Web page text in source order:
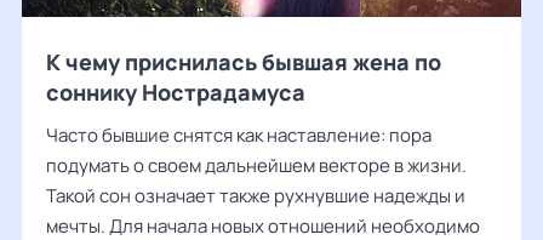
К чему приснилась бывшая жена по
соннику Нострадамуса
Часто бывшие снятся как наставление: пора
подумать о своем дальнейшем векторе в жизни.
Такой сон означает также рухнувшие надежды и
мечты. Для начала новых отношений необходимо